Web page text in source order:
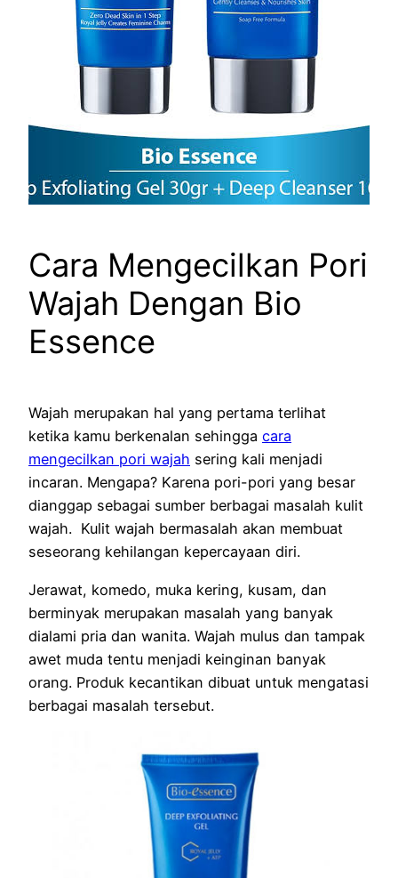
Cara Mengecilkan Pori
Wajah Dengan Bio
Essence
Wajah merupakan hal yang pertama terlihat
ketika kamu berkenalan sehingga cara
mengecilkan pori wajah sering kali menjadi
incaran. Mengapa? Karena pori-pori yang besar
dianggap sebagai sumber berbagai masalah kulit
wajah. Kulit wajah bermasalah akan membuat
seseorang kehilangan kepercayaan diri.
Jerawat, komedo, muka kering, kusam, dan
berminyak merupakan masalah yang banyak
dialami pria dan wanita. Wajah mulus dan tampak
awet muda tentu menjadi keinginan banyak
orang. Produk kecantikan dibuat untuk mengatasi
berbagai masalah tersebut.